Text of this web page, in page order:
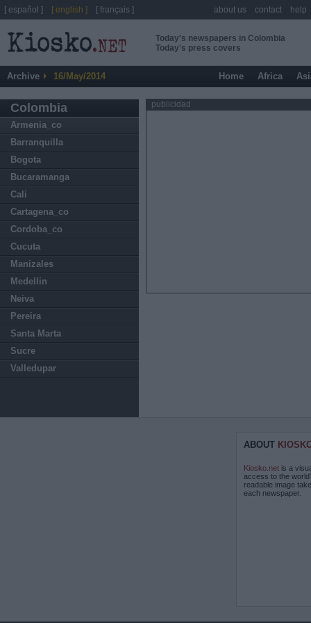
Today's newspapers in Colombia
Today's press covers
Archive 16/May/2014 Home Africa
Colombia
Armenia_co
Barranquilla
Bogota
Bucaramanga
Cali
Cartagena_co
Cordoba_co
Cucuta
Manizales
Medellin
Neiva
Pereira
Santa Marta
Sucre
Valledupar
publicidad
ABOUT
Kiosko.net is a
access to the
readable image
each newspaper.
[ español ] [ english ] [ français ] about us contact help